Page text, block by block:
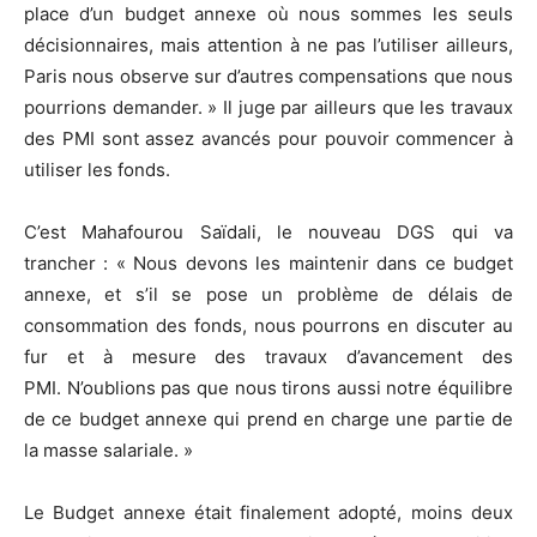
place d’un budget annexe où nous sommes les seuls
décisionnaires, mais attention à ne pas l’utiliser ailleurs,
Paris nous observe sur d’autres compensations que nous
pourrions demander. » Il juge par ailleurs que les travaux
des PMI sont assez avancés pour pouvoir commencer à
utiliser les fonds.
C’est Mahafourou Saïdali, le nouveau DGS qui va
trancher : « Nous devons les maintenir dans ce budget
annexe, et s’il se pose un problème de délais de
consommation des fonds, nous pourrons en discuter au
fur et à mesure des travaux d’avancement des
PMI. N’oublions pas que nous tirons aussi notre équilibre
de ce budget annexe qui prend en charge une partie de
la masse salariale. »
Le Budget annexe était finalement adopté, moins deux